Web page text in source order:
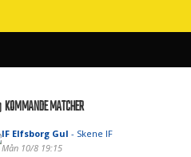
KOMMANDE MATCHER
IF Elfsborg Gul - Skene IF
Mån 10/8 19:15